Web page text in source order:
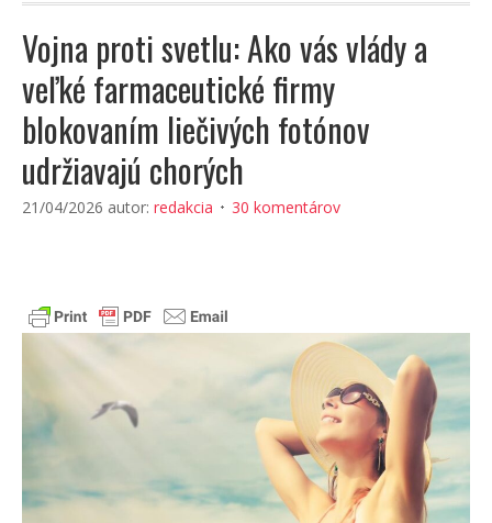
Vojna proti svetlu: Ako vás vlády a
veľké farmaceutické firmy
blokovaním liečivých fotónov
udržiavajú chorých
21/04/2026 autor: redakcia 30 komentárov